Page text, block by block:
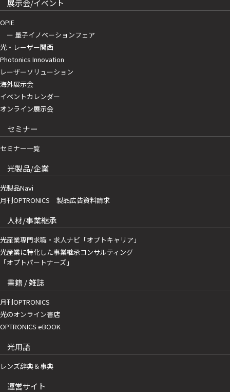
展示会/イベント
OPIE
ー 量子イノベーションフェア
光・レーザー関西
Photonics Innovation
レーザーソリューション
海外展示会
イベントカレンダー
オンライン展示会
セミナー
セミナー一覧
光製品/企業
光製品Navi
月刊OPTRONICS 製品広告資料請求
人材/事業継承
光産業専門求職・求人ナビ「オプトキャリア」
光産業に特化した事業継承コンサルティング
「オプトパートナーズ」
書籍 / 雑誌
月刊OPTRONICS
光のオンライン書店
OPTRONICS eBOOK
光用語
レンズ辞典＆事典
運営サイト